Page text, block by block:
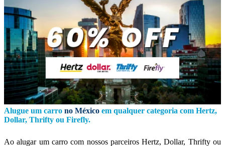
Alugue um carro no México em qualquer categoria com Hertz,
Dollar, Thrifty ou Firefly.
Ao alugar um carro com nossos parceiros Hertz, Dollar, Thrifty ou